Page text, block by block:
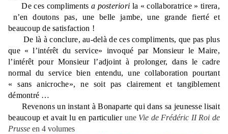
De ces compliments a posteriori la « collaboratrice » tirera,
n’en doutons pas, une belle jambe, une grande fierté et
beaucoup de satisfaction !
De là à conclure, au-delà de ces compliments, que pas plus
que « l’intérêt du service» invoqué par Monsieur le Maire,
l’intérêt pour Monsieur l’adjoint à prolonger, dans le cadre
normal du service bien entendu, une collaboration pourtant
« sans anicroche», ne soit pas clairement et tangiblement
démontré …
Revenons un instant à Bonaparte qui dans sa jeunesse lisait
beaucoup et avait lu en particulier une Vie de Frédéric II Roi de
Prusse en 4 volumes